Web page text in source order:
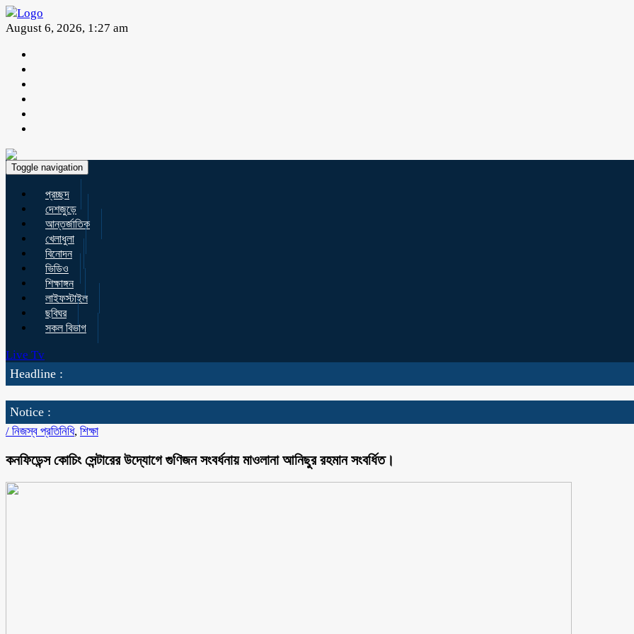
August 6, 2026, 1:27 am
Toggle navigation
প্রচ্ছদ
দেশজুড়ে
আন্তর্জাতিক
খেলাধুলা
বিনোদন
ভিডিও
শিক্ষাঙ্গন
লাইফস্টাইল
ছবিঘর
সকল বিভাগ
Live Tv
Headline :
Notice :
/ নিজস্ব প্রতিনিধি, শিক্ষা
কনফিডেন্স কোচিং সেন্টারের উদ্যোগে গুণিজন সংবর্ধনায় মাওলানা আনিছুর রহমান সংবর্ধিত।